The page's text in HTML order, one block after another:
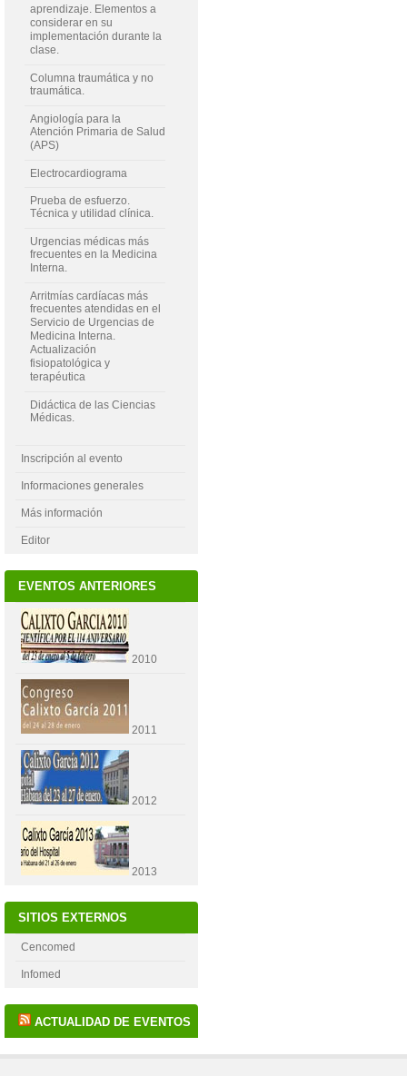
aprendizaje. Elementos a
considerar en su
implementación durante la
clase.
Columna traumática y no
traumática.
Angiología para la
Atención Primaria de Salud
(APS)
Electrocardiograma
Prueba de esfuerzo.
Técnica y utilidad clínica.
Urgencias médicas más
frecuentes en la Medicina
Interna.
Arritmías cardíacas más
frecuentes atendidas en el
Servicio de Urgencias de
Medicina Interna.
Actualización
fisiopatológica y
terapéutica
Didáctica de las Ciencias
Médicas.
Inscripción al evento
Informaciones generales
Más información
Editor
EVENTOS ANTERIORES
2010
2011
2012
2013
SITIOS EXTERNOS
Cencomed
Infomed
ACTUALIDAD DE EVENTOS